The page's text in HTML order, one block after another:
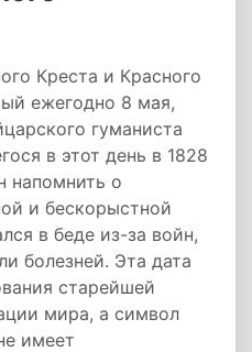
Креста и Красного
ежегодно 8 мая,
гуманиста
в этот день в 1828
напомнить о
и бескорыстной
в беде из-за войн,
болезней. Эта дата
старейшей
мира, а символ
имеет